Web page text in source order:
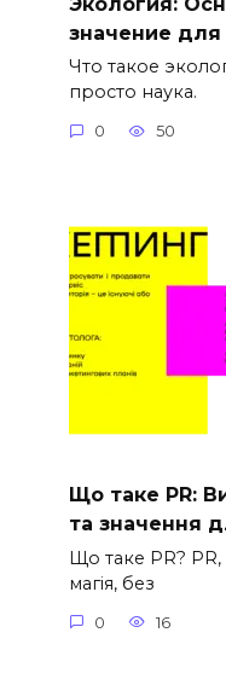
значение
Что такое
просто наука.
0 50
Що таке PR:
та значення
Що таке PR?
магія, без
0 16